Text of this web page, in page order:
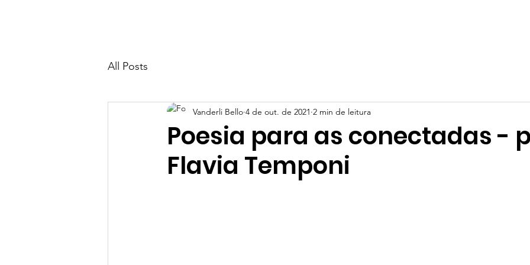
All Posts
Poesia para as conectadas -
Flavia Temponi
Vanderli Bello 4 de out. de 2021 2 min de leitura